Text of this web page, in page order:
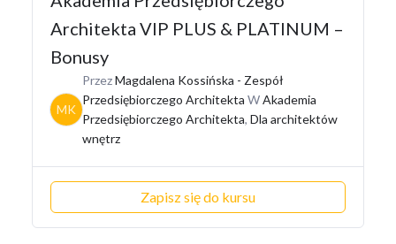
Architekta VIP PLUS & PLATINUM –
Bonusy
MK
PrzezMagdalena Kossińska - Zespół
Przedsiębiorczego Architekta WAkademia
Przedsiębiorczego Architekta, Dla architektów
wnętrz
Zapisz się do kursu